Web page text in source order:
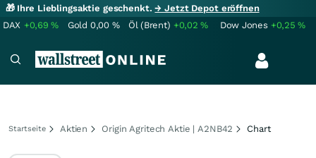
🎁 Ihre Lieblingsaktie geschenkt.→ Jetzt Depot eröffnen
DAX +0,69% Gold 0,00 % Öl (Brent) +0,02% Dow Jones +0,25%
Startseite Aktien Origin Agritech Aktie | A2NB42 Chart